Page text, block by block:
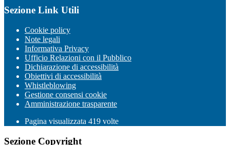
Sezione Link Utili
Cookie policy
Note legali
Informativa Privacy
Ufficio Relazioni con il Pubblico
Dichiarazione di accessibilità
Obiettivi di accessibilità
Whistleblowing
Gestione consensi cookie
Amministrazione trasparente
Pagina visualizzata 419 volte
Sezione Copyright